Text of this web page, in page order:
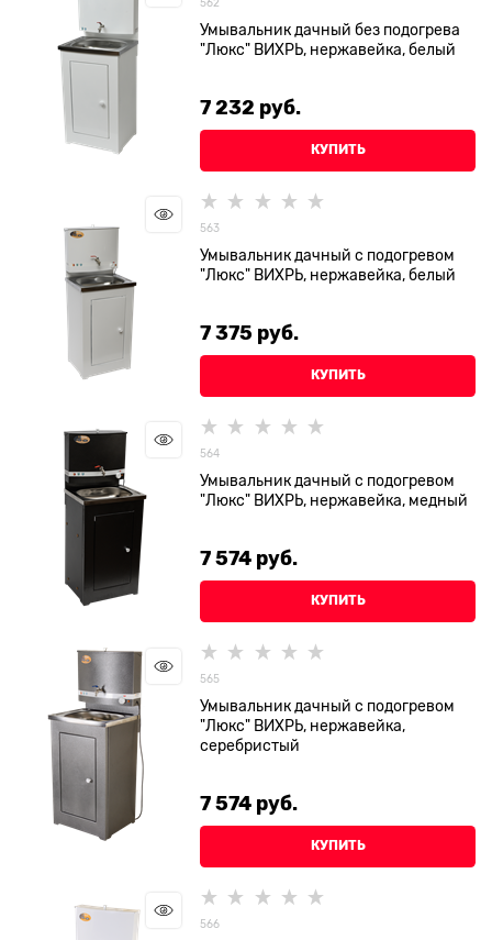
Умывальник дачный без подогрева
"Люкс" ВИХРЬ, нержавейка, белый
7 232 руб.
КУПИТЬ
563
Умывальник дачный с подогревом
"Люкс" ВИХРЬ, нержавейка, белый
7 375 руб.
КУПИТЬ
564
Умывальник дачный с подогревом
"Люкс" ВИХРЬ, нержавейка, медный
7 574 руб.
КУПИТЬ
565
Умывальник дачный с подогревом
"Люкс" ВИХРЬ, нержавейка,
серебристый
7 574 руб.
КУПИТЬ
566